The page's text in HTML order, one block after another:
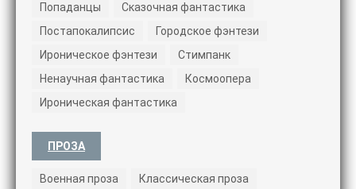
Попаданцы
Сказочная фантастика
Постапокалипсис
Городское фэнтези
Ироническое фэнтези
Стимпанк
Ненаучная фантастика
Космоопера
Ироническая фантастика
ПРОЗА
Военная проза Классическая проза